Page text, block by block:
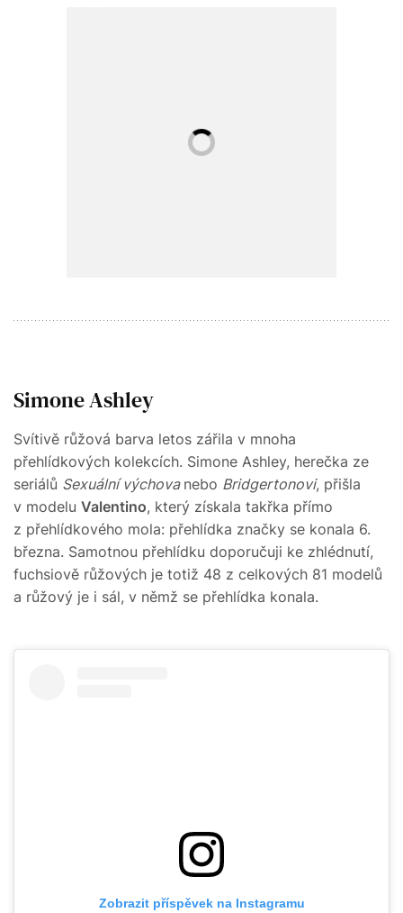
Simone Ashley
Svítivě růžová barva letos zářila v mnoha
přehlídkových kolekcích. Simone Ashley, herečka ze
seriálů Sexuální výchova nebo Bridgertonovi, přišla
v modelu Valentino, který získala takřka přímo
z přehlídkového mola: přehlídka značky se konala 6.
března. Samotnou přehlídku doporučuji ke zhlédnutí,
fuchsiově růžových je totiž 48 z celkových 81 modelů
a růžový je i sál, v němž se přehlídka konala.
Zobrazit příspěvek na Instagramu